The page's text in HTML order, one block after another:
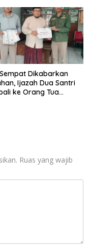
Dikabarkan
Ijazah Dua Santri
ke Orang Tua
Ruas yang wajib